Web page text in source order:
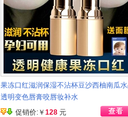
果冻口红滋润保湿不沾杯豆沙西柚南瓜
透明变色唇膏咬唇妆补水
促销价:￥ 128 元